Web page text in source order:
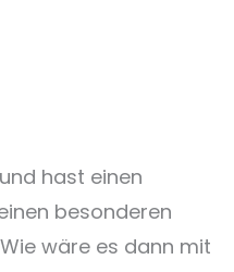
hast einen
besonderen
wäre es dann mit